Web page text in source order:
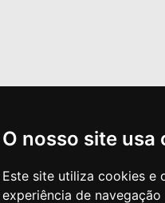
O nosso site usa
Este site utiliza cookies e
experiência de